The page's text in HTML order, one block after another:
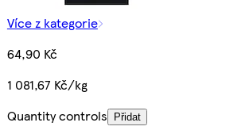
Více z kategorie
64,90 Kč
1 081,67 Kč/kg
Quantity controls
Přidat